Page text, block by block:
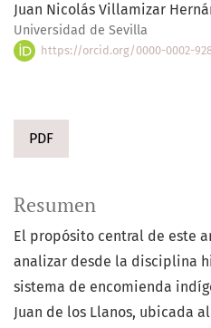
Juan Nicolás Villamizar
Universidad de Sevilla
https://orcid.org/0000-0002-
PDF
Resumen
El propósito central de este
analizar desde la disciplina
sistema de encomienda
Juan de los Llanos, ubicada